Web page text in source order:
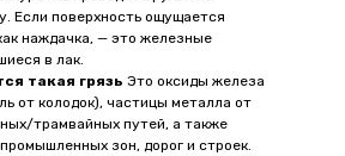
Если поверхность ощущается
наждачка, — это железные
в лак.
такая грязь Это оксиды железа
от колодок), частицы металла от
трамвайных путей, а также
зон, дорог и строек.